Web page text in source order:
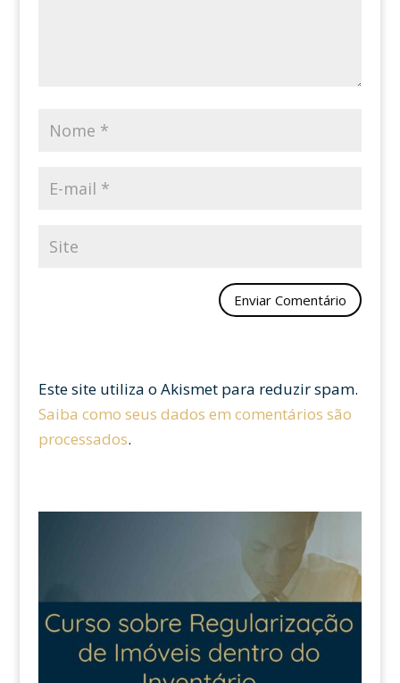
Este site utiliza o Akismet para reduzir spam.
Saiba como seus dados em comentários são
processados.